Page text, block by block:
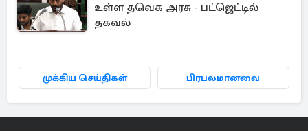
உள்ள தவெக அரசு - பட்ஜெட்டில்
தகவல்
முக்கிய செய்திகள் பிரபலமானவை